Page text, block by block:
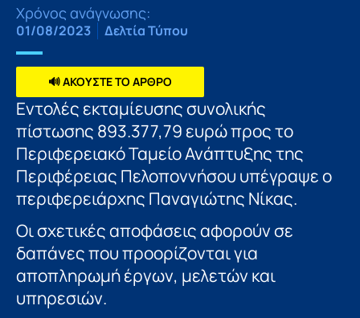
Χρόνος ανάγνωσης:
01/08/2023 Δελτία Τύπου
🔊 ΑΚΟΥΣΤΕ ΤΟ ΑΡΘΡΟ
Εντολές εκταμίευσης συνολικής
πίστωσης 893.377,79 ευρώ προς το
Περιφερειακό Ταμείο Ανάπτυξης της
Περιφέρειας Πελοποννήσου υπέγραψε ο
περιφερειάρχης Παναγιώτης Νίκας.
Οι σχετικές αποφάσεις αφορούν σε
δαπάνες που προορίζονται για
αποπληρωμή έργων, μελετών και
υπηρεσιών.